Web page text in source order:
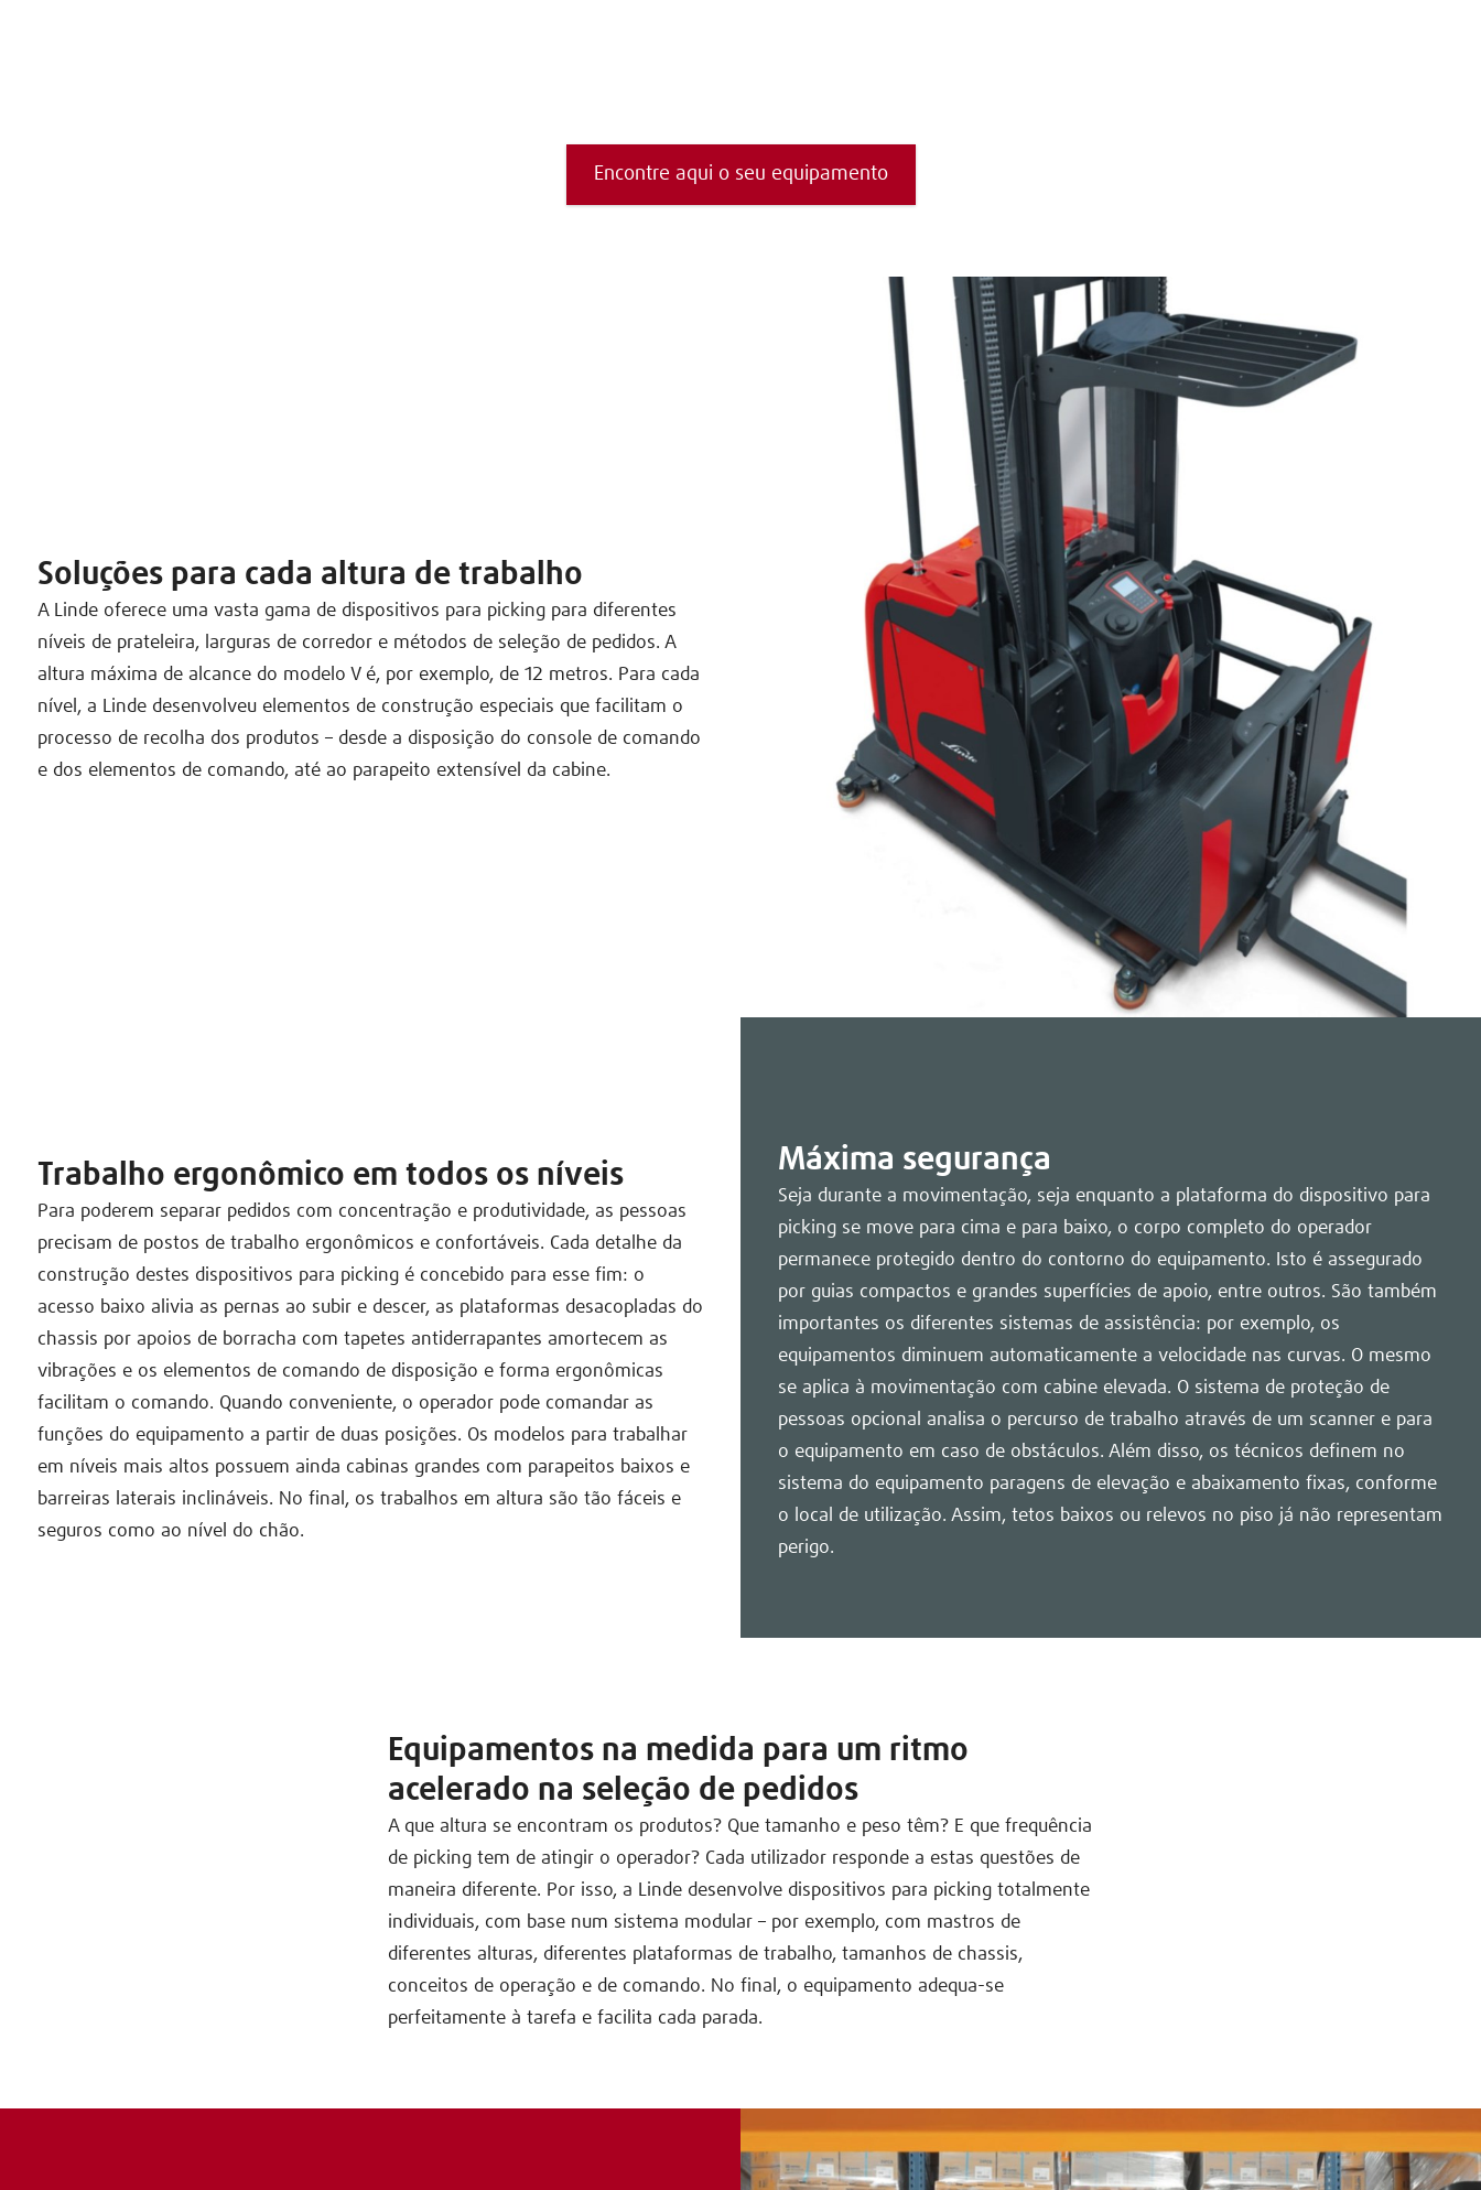
Encontre aqui o seu equipamento
Soluções para cada altura de trabalho
A Linde oferece uma vasta gama de dispositivos para picking para diferentes
níveis de prateleira, larguras de corredor e métodos de seleção de pedidos. A
altura máxima de alcance do modelo V é, por exemplo, de 12 metros. Para cada
nível, a Linde desenvolveu elementos de construção especiais que facilitam o
processo de recolha dos produtos – desde a disposição do console de comando
e dos elementos de comando, até ao parapeito extensível da cabine.
Trabalho ergonômico em todos os níveis
Para poderem separar pedidos com concentração e produtividade, as pessoas
precisam de postos de trabalho ergonômicos e confortáveis. Cada detalhe da
construção destes dispositivos para picking é concebido para esse fim: o
acesso baixo alivia as pernas ao subir e descer, as plataformas desacopladas do
chassis por apoios de borracha com tapetes antiderrapantes amortecem as
vibrações e os elementos de comando de disposição e forma ergonômicas
facilitam o comando. Quando conveniente, o operador pode comandar as
funções do equipamento a partir de duas posições. Os modelos para trabalhar
em níveis mais altos possuem ainda cabinas grandes com parapeitos baixos e
barreiras laterais inclináveis. No final, os trabalhos em altura são tão fáceis e
seguros como ao nível do chão.
Máxima segurança
Seja durante a movimentação, seja enquanto a plataforma do dispositivo para
picking se move para cima e para baixo, o corpo completo do operador
permanece protegido dentro do contorno do equipamento. Isto é assegurado
por guias compactos e grandes superfícies de apoio, entre outros. São também
importantes os diferentes sistemas de assistência: por exemplo, os
equipamentos diminuem automaticamente a velocidade nas curvas. O mesmo
se aplica à movimentação com cabine elevada. O sistema de proteção de
pessoas opcional analisa o percurso de trabalho através de um scanner e para
o equipamento em caso de obstáculos. Além disso, os técnicos definem no
sistema do equipamento paragens de elevação e abaixamento fixas, conforme
o local de utilização. Assim, tetos baixos ou relevos no piso já não representam
perigo.
Equipamentos na medida para um ritmo
acelerado na seleção de pedidos
A que altura se encontram os produtos? Que tamanho e peso têm? E que frequência
de picking tem de atingir o operador? Cada utilizador responde a estas questões de
maneira diferente. Por isso, a Linde desenvolve dispositivos para picking totalmente
individuais, com base num sistema modular – por exemplo, com mastros de
diferentes alturas, diferentes plataformas de trabalho, tamanhos de chassis,
conceitos de operação e de comando. No final, o equipamento adequa-se
perfeitamente à tarefa e facilita cada parada.